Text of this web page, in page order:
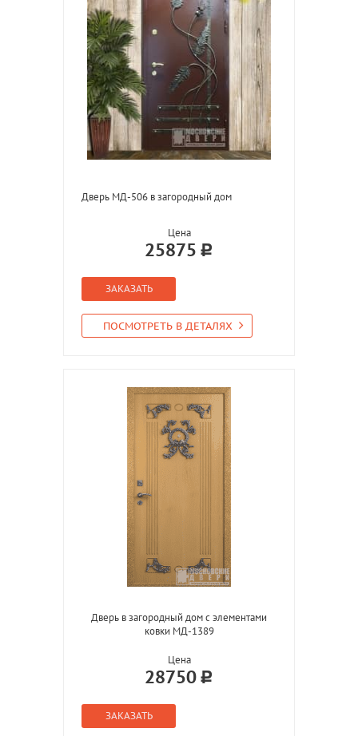
Дверь МД-506 в загородный дом
Цена
25875
ЗАКАЗАТЬ
ПОСМОТРЕТЬ В ДЕТАЛЯХ
Дверь в загородный дом с элементами
ковки МД-1389
Цена
28750
ЗАКАЗАТЬ